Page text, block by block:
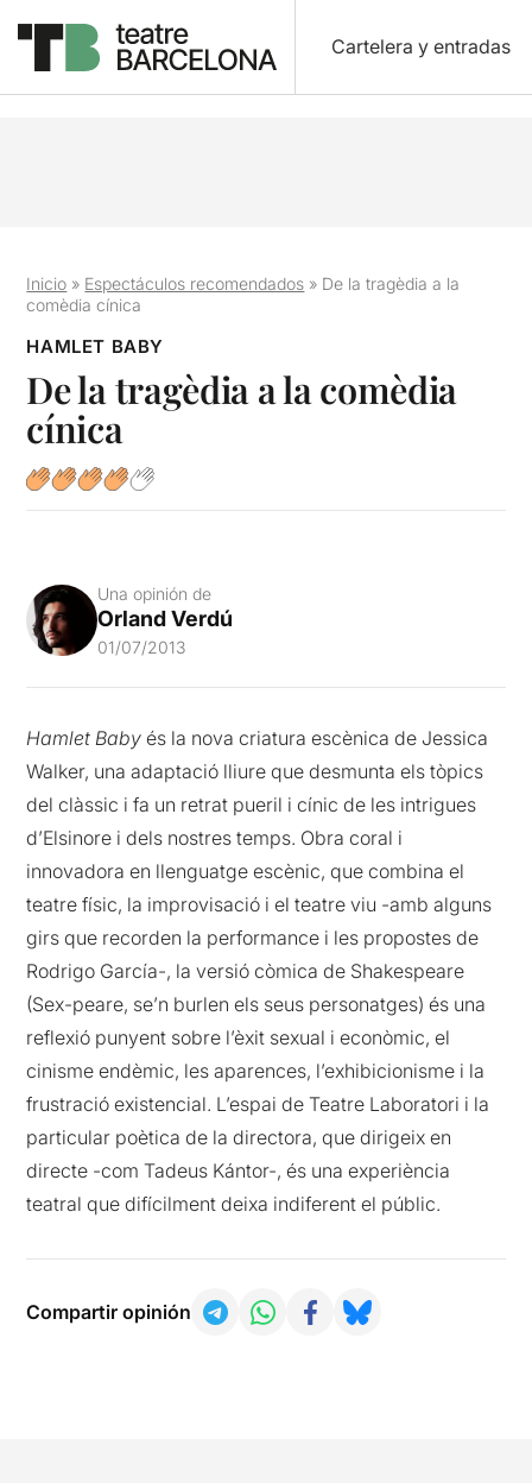
Cartelera y entradas
Inicio » Espectáculos recomendados » De la tragèdia a la
comèdia cínica
HAMLET BABY
De la tragèdia a la comèdia
cínica
Una opinión de
Orland Verdú
01/07/2013
Hamlet Baby és la nova criatura escènica de Jessica
Walker, una adaptació lliure que desmunta els tòpics
del clàssic i fa un retrat pueril i cínic de les intrigues
d’Elsinore i dels nostres temps. Obra coral i
innovadora en llenguatge escènic, que combina el
teatre físic, la improvisació i el teatre viu -amb alguns
girs que recorden la performance i les propostes de
Rodrigo García-, la versió còmica de Shakespeare
(Sex-peare, se’n burlen els seus personatges) és una
reflexió punyent sobre l’èxit sexual i econòmic, el
cinisme endèmic, les aparences, l’exhibicionisme i la
frustració existencial. L’espai de Teatre Laboratori i la
particular poètica de la directora, que dirigeix en
directe -com Tadeus Kántor-, és una experiència
teatral que difícilment deixa indiferent el públic.
Compartir opinión